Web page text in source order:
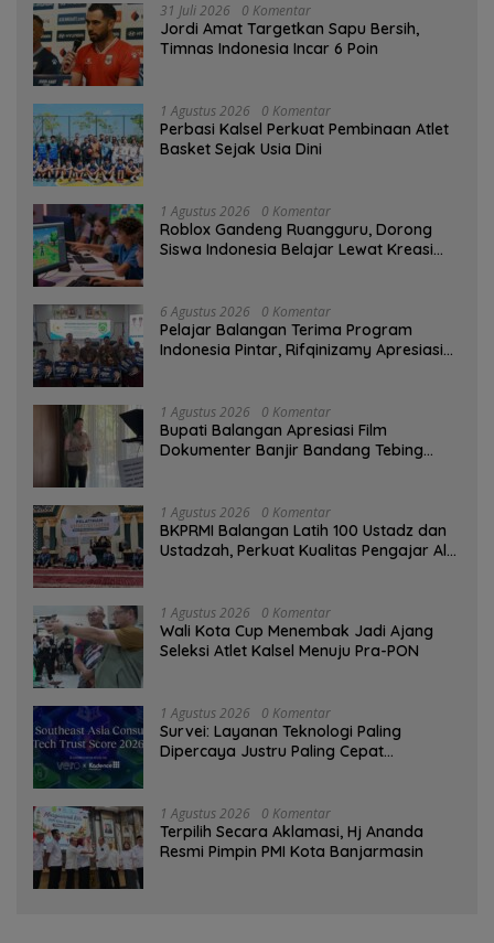
31 Juli 2026 0 Komentar
Jordi Amat Targetkan Sapu Bersih,
Timnas Indonesia Incar 6 Poin
1 Agustus 2026 0 Komentar
Perbasi Kalsel Perkuat Pembinaan Atlet
Basket Sejak Usia Dini
1 Agustus 2026 0 Komentar
Roblox Gandeng Ruangguru, Dorong
Siswa Indonesia Belajar Lewat Kreasi
6 Agustus 2026 0 Komentar
Pelajar Balangan Terima Program
Indonesia Pintar, Rifqinizamy Apresiasi
1 Agustus 2026 0 Komentar
Bupati Balangan Apresiasi Film
Dokumenter Banjir Bandang Tebing
1 Agustus 2026 0 Komentar
BKPRMI Balangan Latih 100 Ustadz dan
Ustadzah, Perkuat Kualitas Pengajar Al-
1 Agustus 2026 0 Komentar
Wali Kota Cup Menembak Jadi Ajang
Seleksi Atlet Kalsel Menuju Pra-PON
1 Agustus 2026 0 Komentar
Survei: Layanan Teknologi Paling
Dipercaya Justru Paling Cepat
1 Agustus 2026 0 Komentar
‎Terpilih Secara Aklamasi, Hj Ananda
Resmi Pimpin PMI Kota Banjarmasin